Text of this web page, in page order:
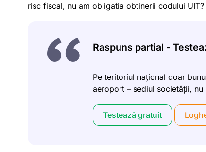
risc fiscal, nu am obligatia obtinerii codului UIT?
Raspuns partial -
Pe teritoriul național doar
aeroport – sediul societății, nu
Testează gratuit